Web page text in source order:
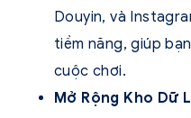
Douyin, và
tiềm năng, giúp
cuộc chơi.
Mở Rộng Kho Dữ